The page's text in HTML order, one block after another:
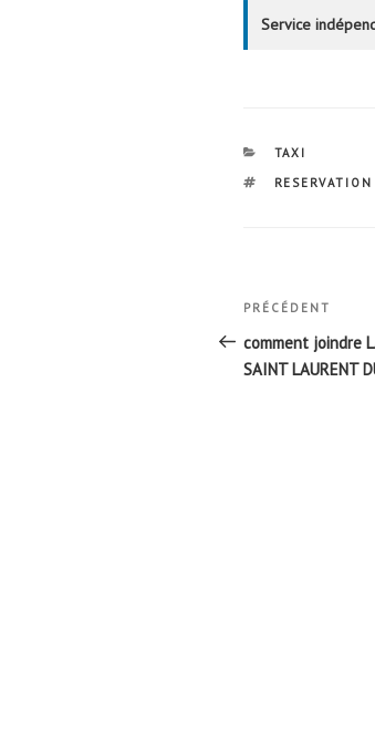
Service
CATÉGORIES
TAXI
ÉTIQUETTES
Navigation
de
l’article
Article
précédent
PRÉCÉDENT
comment joindre
SAINT LAURENT